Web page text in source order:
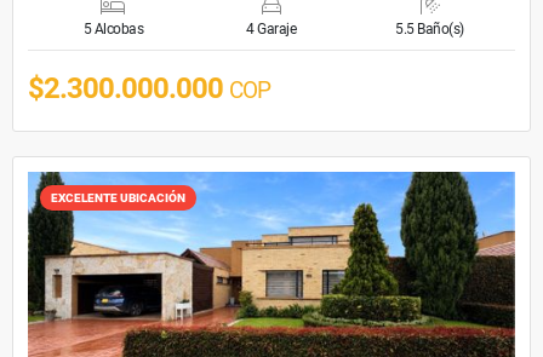
5 Alcobas 4 Garaje 5.5 Baño(s)
$2.300.000.000 COP
EXCELENTE UBICACIÓN